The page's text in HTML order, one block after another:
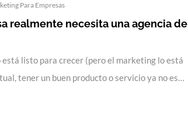
Para Empresas
realmente necesita una agencia de
está listo para crecer (pero el marketing lo está
tener un buen producto o servicio ya no es…